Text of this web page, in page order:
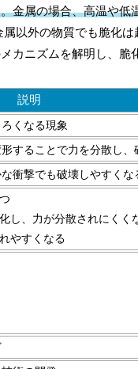
金属の場合、高温や
以外の物質でも脆化
カニズムを解明し、脆
説明
くなる現象
することで力を分散し、
衝撃でも破壊しやすくな
し、力が分散されにくく
やすくなる